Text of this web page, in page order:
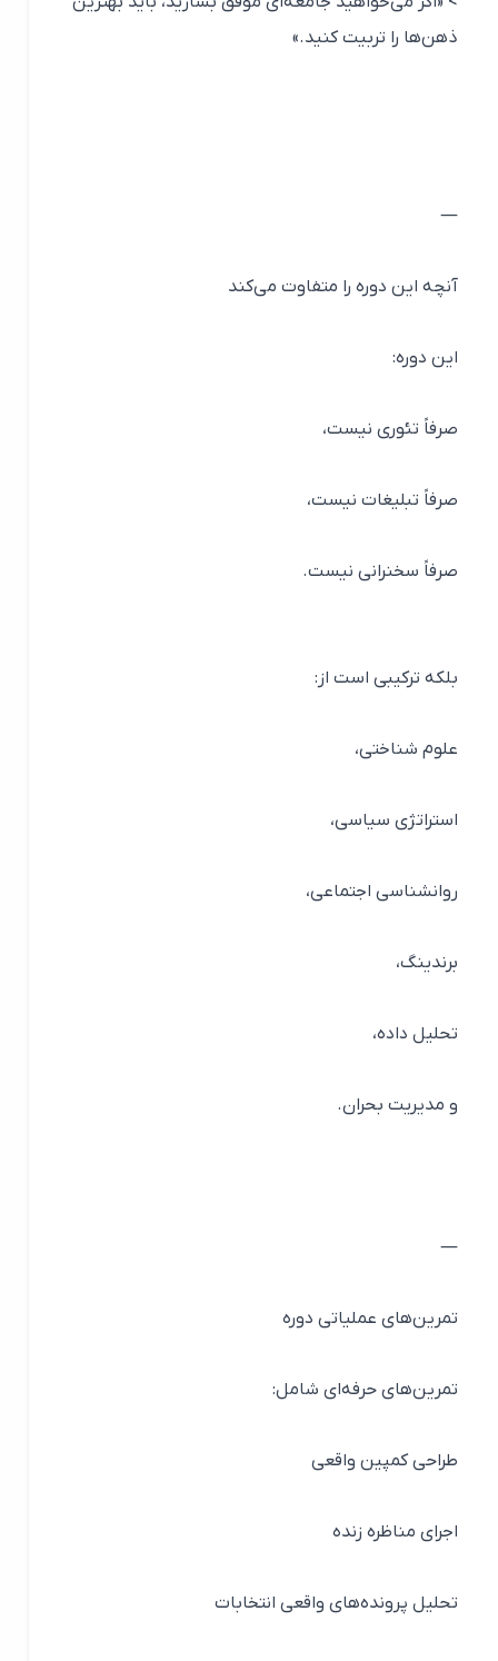
ذهن‌ها را تربیت کنید.»
آنچه این دوره را متفاوت می‌کند
این دوره:
صرفاً تئوری نیست،
صرفاً تبلیغات نیست،
صرفاً سخنرانی نیست.
بلکه ترکیبی است از:
علوم شناختی،
استراتژی سیاسی،
روانشناسی اجتماعی،
برندینگ،
تحلیل داده،
و مدیریت بحران.
تمرین‌های عملیاتی دوره
تمرین‌های حرفه‌ای شامل:
طراحی کمپین واقعی
اجرای مناظره زنده
تحلیل پرونده‌های واقعی انتخابات